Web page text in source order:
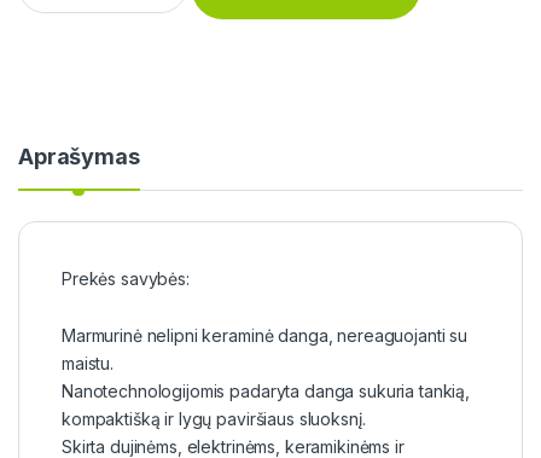
Aprašymas
Prekės savybės:
Marmurinė nelipni keraminė danga, nereaguojanti su
maistu.
Nanotechnologijomis padaryta danga sukuria tankią,
kompaktišką ir lygų paviršiaus sluoksnį.
Skirta dujinėms, elektrinėms, keramikinėms ir